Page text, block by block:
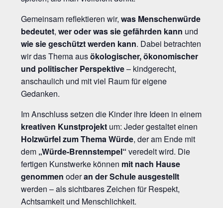
Gemeinsam reflektieren wir,was Menschenwürde
bedeutet,wer oder was sie gefährden kann und
wie sie geschützt werden kann. Dabei betrachten
wir das Thema ausökologischer, ökonomischer
und politischer Perspektive– kindgerecht,
anschaulich und mit viel Raum für eigene
Gedanken.
Im Anschluss setzen die Kinder ihre Ideen in einem
kreativen Kunstprojekt um: Jeder gestaltet einen
Holzwürfel zum Thema Würde, der am Ende mit
dem „Würde-Brennstempel“ veredelt wird. Die
fertigen Kunstwerke können mit nach Hause
genommen oderan der Schule ausgestellt
werden – als sichtbares Zeichen für Respekt,
Achtsamkeit und Menschlichkeit.